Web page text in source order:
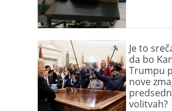
Je to
da bo
Trumpu
nove
volitvah?